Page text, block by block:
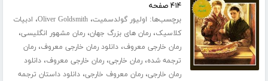
۴۱۴ صفحه
برچسب‌ها: اولیور گولدسمیت،Oliver Goldsmith، ادبیات
کلاسیک،رمان های بزرگ جهان،رمان مشهور انگلیسی،
رمان خارجی معروف،دانلود رمان خارجی معروف،رمان
ترجمه شده،رمان خارجی،رمان خارجی معروف،دانلود
رمان خارجی،رمان معروف خارجی،دانلود داستان ترجمه